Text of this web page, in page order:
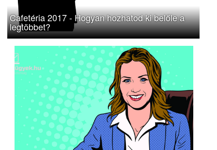
Cafetéria 2017 - Hogyan hozhatod ki belőle a
legtöbbet?